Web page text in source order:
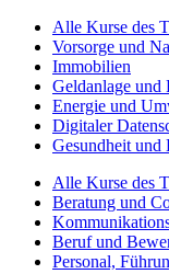
Alle Kurse des
Vorsorge und
Immobilien
Geldanlage und
Energie und
Digitaler
Gesundheit und
Alle Kurse des
Beratung und
Beruf und
Personal,